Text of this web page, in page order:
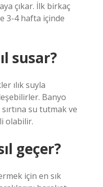
çıkar. İlk birkaç
3-4 hafta içinde
susar?
ılık suyla
Banyo
su tutmak ve
olabilir.
geçer?
için en sık